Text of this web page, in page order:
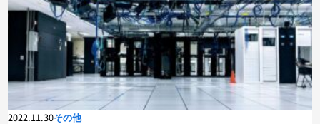
2022.11.30その他